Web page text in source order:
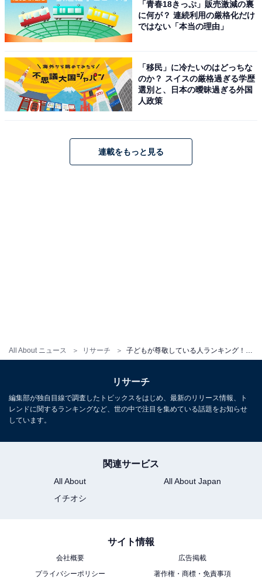
All About ニュース リサーチ
れる子どもが多いようですね。
※回答者のコメントは原文ママです
グ！ 3位『デザインあ』、TOP2は……？
・おうち教材の森
・プレスリリース
「青春18きっぷ」販売激減の裏
に何が？ 連続利用の厳格化だけ
ではない「本当の理由」
「移民」に冷たいのはどっちな
のか？ スイスの厳格過ぎる学歴
選別と、日本の曖昧過ぎる外国
人政策
連載をもっと見る
リサーチ
編集部が独自目線で調査したトピックスをはじめ、最新のリリース情報、ト
レンドに関するランキングなど、世の中で注目を集めている話題をお知らせ
しています。
関連サービス
All About
All About Japan
イチオシ
サイト情報
会社概要
広告掲載
プライバシーポリシー
著作権・商標・免責事項